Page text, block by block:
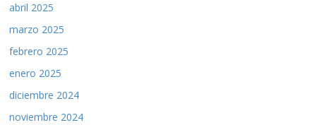
abril 2025
marzo 2025
febrero 2025
enero 2025
diciembre 2024
noviembre 2024